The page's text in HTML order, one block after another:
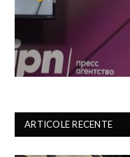
ARTICOLE RECENTE